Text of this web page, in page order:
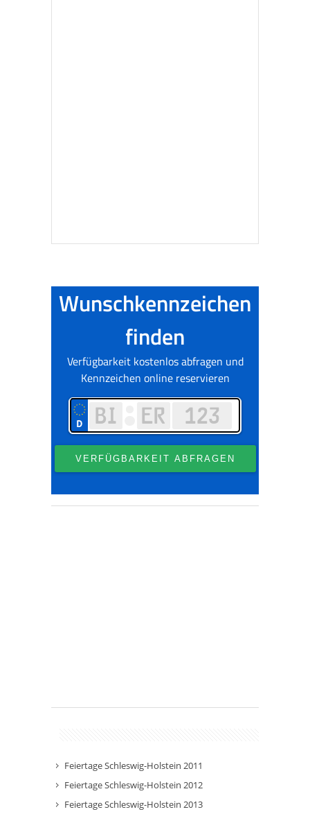
Feiertage Schleswig-Holstein 2011
Feiertage Schleswig-Holstein 2012
Feiertage Schleswig-Holstein 2013